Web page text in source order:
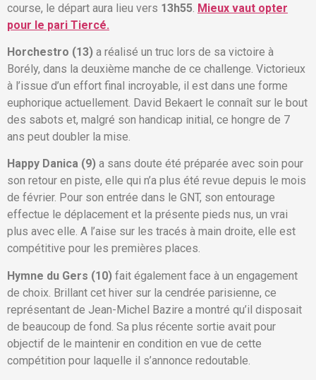
course, le départ aura lieu vers 13h55 Mieux vaut opter
pour le pari Tiercé.
Horchestro (13) a réalisé un truc lors de sa victoire à
Borély, dans la deuxième manche de ce challenge. Victorieux
à l’issue d’un effort final incroyable, il est dans une forme
euphorique actuellement. David Bekaert le connaît sur le bout
des sabots et, malgré son handicap initial, ce hongre de 7
ans peut doubler la mise.
Happy Danica (9) a sans doute été préparée avec soin pour
son retour en piste, elle qui n’a plus été revue depuis le mois
de février. Pour son entrée dans le GNT, son entourage
effectue le déplacement et la présente pieds nus, un vrai
plus avec elle. A l’aise sur les tracés à main droite, elle est
compétitive pour les premières places.
Hymne du Gers (10) fait également face à un engagement
de choix. Brillant cet hiver sur la cendrée parisienne, ce
représentant de Jean-Michel Bazire a montré qu’il disposait
de beaucoup de fond. Sa plus récente sortie avait pour
objectif de le maintenir en condition en vue de cette
compétition pour laquelle il s’annonce redoutable.